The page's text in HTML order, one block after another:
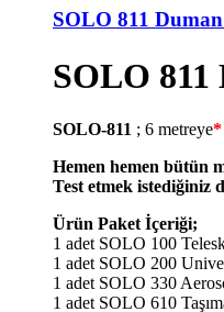
SOLO 811
SOLO 811
SOLO-811 ; 6 metreye*
Hemen hemen bütün
Test etmek istediğiniz
Ürün Paket İçeriği;
1 adet SOLO 100
1 adet SOLO 200
1 adet SOLO 330
1 adet SOLO 610